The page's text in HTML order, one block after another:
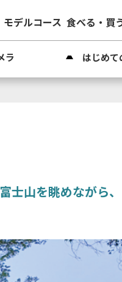
モデルコース 食べる・買
ラ はじめて
士山を眺めながら